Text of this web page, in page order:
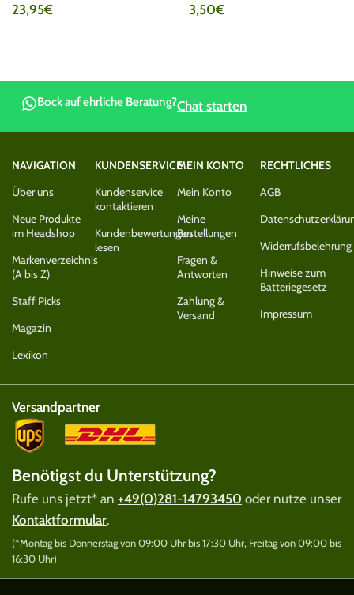
23,95€ 3,50€
Bock auf ehrliche Beratung?Chat starten
NAVIGATION
Über uns
Neue Produkte
im Headshop
Markenverzeichnis
(A bis Z)
Staff Picks
Magazin
Lexikon
KUNDENSERVICE
Kundenservice
kontaktieren
Kundenbewertungen
lesen
MEIN KONTO
Mein Konto
Meine
Bestellungen
Fragen &
Antworten
Zahlung &
Versand
RECHTLICHES
AGB
Widerrufsbelehrung
Hinweise zum
Batteriegesetz
Impressum
Versandpartner
Benötigst du Unterstützung?
Rufe uns jetzt* an +49(0)281-14793450 oder nutze unser
Kontaktformular.
(*Montag bis Donnerstag von 09:00 Uhr bis 17:30 Uhr, Freitag von 09:00 bis
16:30 Uhr)